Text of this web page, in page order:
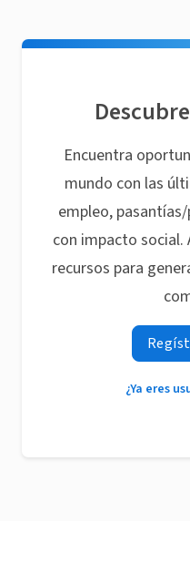
Encuentra
mundo con las
empleo,
con impacto social.
recursos para
¿Ya eres